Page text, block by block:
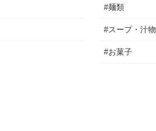
#麺類
#スープ・汁物
#お菓子